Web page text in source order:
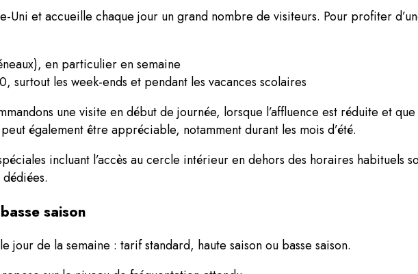
Uni et accueille chaque jour un grand nombre de visiteurs. Pour profiter
en particulier en semaine
surtout les week-ends et pendant les vacances scolaires
une visite en début de journée, lorsque l’affluence est réduite et
également être appréciable, notamment durant les mois d’été.
incluant l’accès au cercle intérieur en dehors des horaires habituels
saison
de la semaine : tarif standard, haute saison ou basse saison.